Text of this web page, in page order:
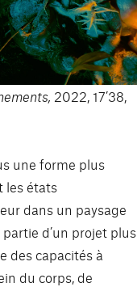
2022, 17’38,
une forme plus
les états
dans un paysage
d’un projet plus
des capacités à
du corps, de